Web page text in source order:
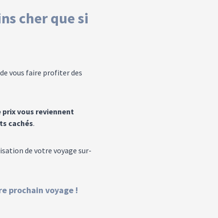
cher que si
vous faire profiter des
vous reviennent
cachés.
de votre voyage sur-
prochain voyage !